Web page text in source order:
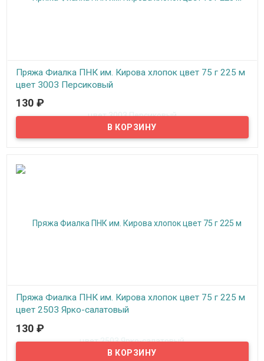
Пряжа Фиалка ПНК им. Кирова хлопок цвет 75 г 225 м
цвет 3003 Персиковый
В наличии
Нитки для вязания "Фиалка" хлопок, цвет 3003 Персиковый, ПНК
130 ₽
Пряжа Фиалка ПНК им. Кирова хлопок цвет 75 г 225 м
цвет 2503 Ярко-салатовый
В наличии
Нитки для вязания "Фиалка" хлопок, цвет 2503 Ярко-салатовый,
130 ₽